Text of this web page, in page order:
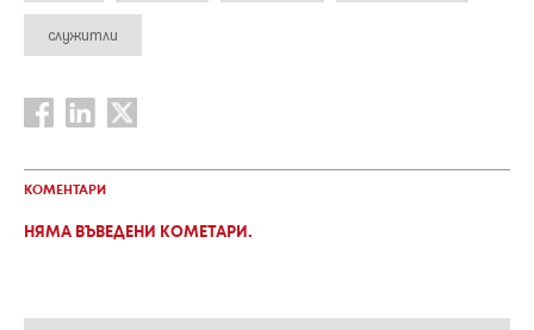
служитли
КОМЕНТАРИ
НЯМА ВЪВЕДЕНИ КОМЕТАРИ.